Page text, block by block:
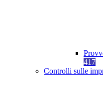
417
Controlli sulle